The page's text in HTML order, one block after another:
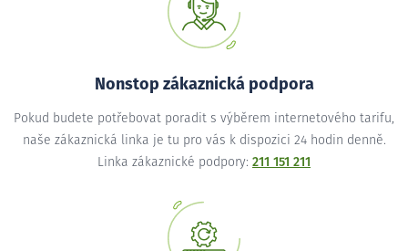
Nonstop zákaznická podpora
Pokud budete potřebovat poradit s výběrem internetového tarifu,
naše zákaznická linka je tu pro vás k dispozici 24 hodin denně.
Linka zákaznické podpory: 211 151 211